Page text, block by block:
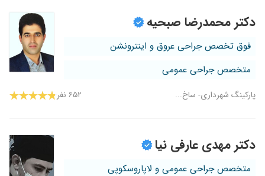
دکتر محمدرضا صبحیه
فوق تخصص جراحی عروق و اینترونشن
متخصص جراحی عمومی
پارکینگ شهرداری- ساخ... ۶۵۲ نفر
دکتر مهدی عارفی نیا
متخصص جراحی عمومی و لاپاروسکوپی